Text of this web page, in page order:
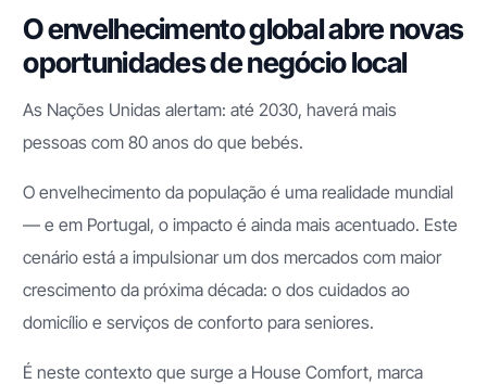
O envelhecimento global abre novas
oportunidades de negócio local
As Nações Unidas alertam: até 2030, haverá mais
pessoas com 80 anos do que bebés.
O envelhecimento da população é uma realidade mundial
— e em Portugal, o impacto é ainda mais acentuado. Este
cenário está a impulsionar um dos mercados com maior
crescimento da próxima década: o dos cuidados ao
domicílio e serviços de conforto para seniores.
É neste contexto que surge a House Comfort, marca